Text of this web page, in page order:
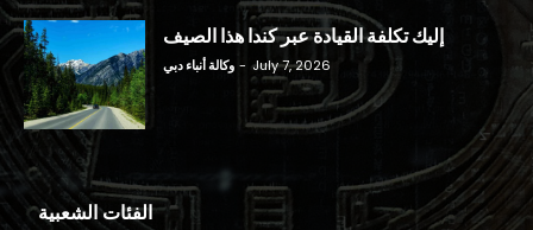
إليك تكلفة القيادة عبر كندا هذا الصيف
وكالة أنباء دبي - July 7, 2026
الفئات الشعبية